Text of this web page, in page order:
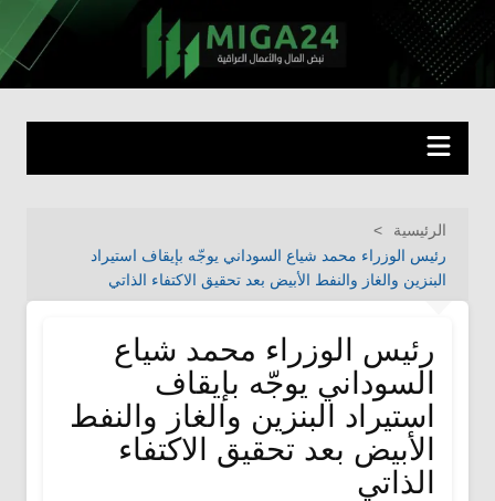
التجاوز
إلى
المحتوى
miga24.com نبض المال والأعمال العراقية
الرئيسية
رئيس الوزراء محمد شياع السوداني يوجّه بإيقاف استيراد
البنزين والغاز والنفط الأبيض بعد تحقيق الاكتفاء الذاتي
رئيس الوزراء محمد شياع
السوداني يوجّه بإيقاف
استيراد البنزين والغاز والنفط
الأبيض بعد تحقيق الاكتفاء
الذاتي